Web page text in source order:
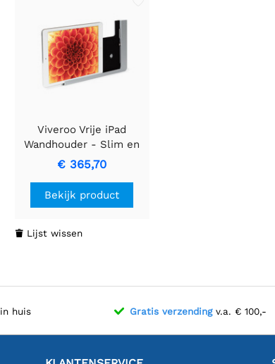
Viveroo Vrije iPad
Wandhouder - Slim en
Veilig Ontwerp
€ 365,70
Bekijk product
 Lijst wissen
in huis Gratis verzendingv.a. € 100,-